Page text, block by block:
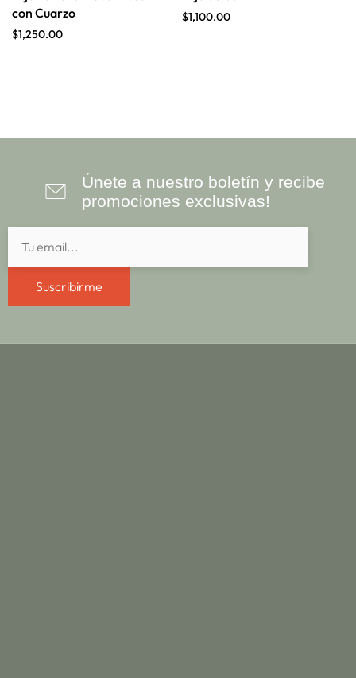
con Cuarzo
$1,250.00
$1,100.00
Únete a nuestro boletín y recibe
promociones exclusivas!
Suscribirme